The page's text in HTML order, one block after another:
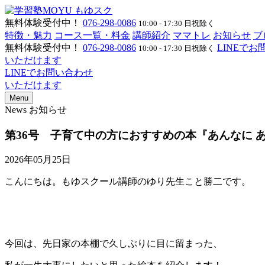
無料体験受付中！ 076-298-0086 10:00 - 17:30 日祝除く
特徴・魅力 コース一覧・料金 講師紹介 ママトレ お知らせ ブ
無料体験受付中！
076-298-0086 10:00 - 17:30 日祝除く LINEでお
いただけます
LINEでお問い合わせ
いただけます
Menu
News お知らせ
第36号 子育て中の方におすすめの本『あんなに あ
2026年05月25日
こんにちは。もゆスクール講師のゆり先生こと勝二です。
今回は、先日家の本棚で久しぶりに目に留まった、